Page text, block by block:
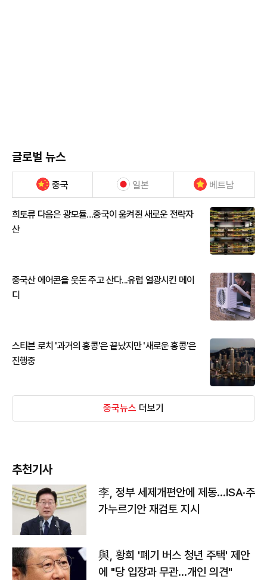
글로벌 뉴스
중국 일본 베트남
희토류 다음은 광모듈…중국이 움켜쥔 새로운 전략자
산
중국산 에어콘을 웃돈 주고 산다...유럽 열광시킨 메이
디
스티븐 로치 '과거의 홍콩'은 끝났지만 '새로운 홍콩'은
진행중
중국뉴스 더보기
추천기사
李, 정부 세제개편안에 제동…ISA·주
가누르기안 재검토 지시
與, 황희 '폐기 버스 청년 주택' 제안
에 "당 입장과 무관…개인 의견"